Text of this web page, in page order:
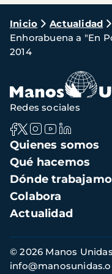
Ruta
de
navegación
Inicio Actualidad
Enhorabuena a "En
2014
Navegación
principal
Quienes somos
Qué hacemos
Dónde
Colabora
Actualidad
Redes sociales
Información
de
© 2026 Manos Unidas